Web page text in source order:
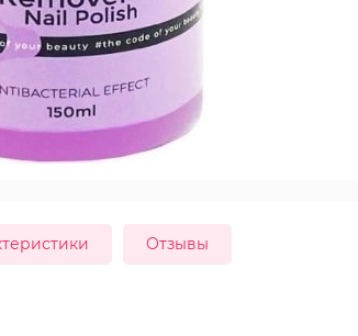
Отзывы